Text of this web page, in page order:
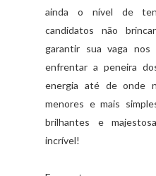
ainda o nível de
candidatos não
garantir sua vaga nos
enfrentar a peneira
energia até de onde
menores e mais
brilhantes e
incrível!